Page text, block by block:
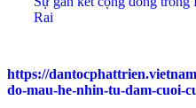
Rai
https://
do-mau-he-nhin-tu-dam-cuoi-